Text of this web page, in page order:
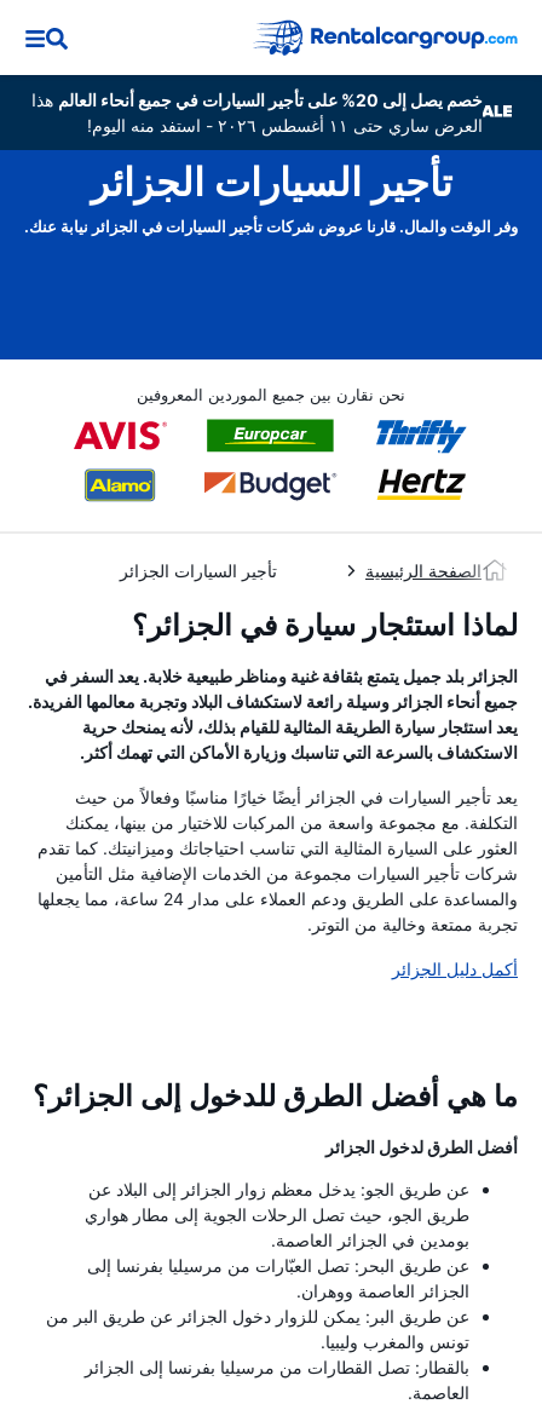
خصم يصل إلى 20% على تأجير السيارات في جميع أنحاء العالم
هذا
العرض ساري حتى ١١ أغسطس ٢٠٢٦ - استفد منه اليوم!
تأجير السيارات الجزائر
وفر الوقت والمال. قارنا عروض شركات تأجير السيارات في الجزائر نيابة عنك.
نحن نقارن بين جميع الموردين المعروفين
الصفحة الرئيسية تأجير السيارات الجزائر
لماذا استئجار سيارة في الجزائر؟
الجزائر بلد جميل يتمتع بثقافة غنية ومناظر طبيعية خلابة. يعد السفر في
جميع أنحاء الجزائر وسيلة رائعة لاستكشاف البلاد وتجربة معالمها الفريدة.
يعد استئجار سيارة الطريقة المثالية للقيام بذلك، لأنه يمنحك حرية
الاستكشاف بالسرعة التي تناسبك وزيارة الأماكن التي تهمك أكثر.
يعد تأجير السيارات في الجزائر أيضًا خيارًا مناسبًا وفعالاً من حيث
التكلفة. مع مجموعة واسعة من المركبات للاختيار من بينها، يمكنك
العثور على السيارة المثالية التي تناسب احتياجاتك وميزانيتك. كما تقدم
شركات تأجير السيارات مجموعة من الخدمات الإضافية مثل التأمين
والمساعدة على الطريق ودعم العملاء على مدار 24 ساعة، مما يجعلها
تجربة ممتعة وخالية من التوتر.
أكمل دليل الجزائر
ما هي أفضل الطرق للدخول إلى الجزائر؟
أفضل الطرق لدخول الجزائر
عن طريق الجو: يدخل معظم زوار الجزائر إلى البلاد عن
طريق الجو، حيث تصل الرحلات الجوية إلى مطار هواري
بومدين في الجزائر العاصمة.
عن طريق البحر: تصل العبّارات من مرسيليا بفرنسا إلى
الجزائر العاصمة ووهران.
عن طريق البر: يمكن للزوار دخول الجزائر عن طريق البر من
تونس والمغرب وليبيا.
بالقطار: تصل القطارات من مرسيليا بفرنسا إلى الجزائر
العاصمة.